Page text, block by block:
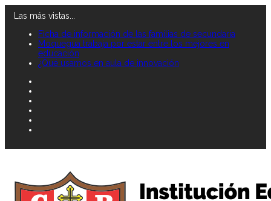
Las más vistas...
Ficha de información de las familias de secundaria
Moquegua trabaja por estar entre los mejores en
educación
¿Qué usamos en aula de innovación